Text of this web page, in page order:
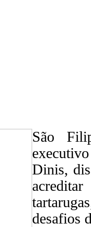
São
Dinis,
desafios